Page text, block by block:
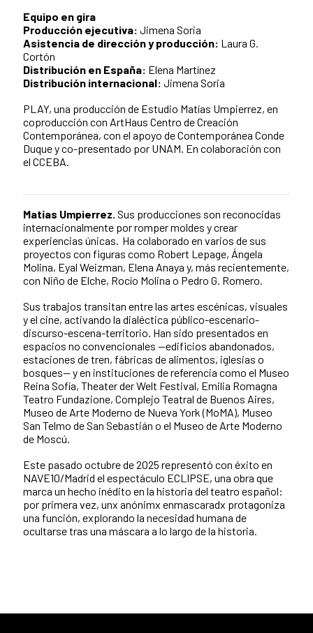
Equipo en gira
Producción ejecutiva: Jimena Soria
Asistencia de dirección y producción: Laura G.
Cortón
Distribución en España: Elena Martínez
Distribución internacional: Jimena Soria
PLAY, una producción de Estudio Matías Umpierrez, en
coproducción con ArtHaus Centro de Creación
Contemporánea, con el apoyo de Contemporánea Conde
Duque y co-presentado por UNAM. En colaboración con
el CCEBA.
Matías Umpierrez. Sus producciones son reconocidas
internacionalmente por romper moldes y crear
experiencias únicas. Ha colaborado en varios de sus
proyectos con figuras como Robert Lepage, Ángela
Molina, Eyal Weizman, Elena Anaya y, más recientemente,
con Niño de Elche, Rocío Molina o Pedro G. Romero.
Sus trabajos transitan entre las artes escénicas, visuales
y el cine, activando la dialéctica público-escenario-
discurso-escena-territorio. Han sido presentados en
espacios no convencionales —edificios abandonados,
estaciones de tren, fábricas de alimentos, iglesias o
bosques— y en instituciones de referencia como el Museo
Reina Sofía, Theater der Welt Festival, Emilia Romagna
Teatro Fundazione, Complejo Teatral de Buenos Aires,
Museo de Arte Moderno de Nueva York (MoMA), Museo
San Telmo de San Sebastián o el Museo de Arte Moderno
de Moscú.
Este pasado octubre de 2025 representó con éxito en
NAVE10/Madrid el espectáculo ECLIPSE, una obra que
marca un hecho inédito en la historia del teatro español:
por primera vez, unx anónimx enmascaradx protagoniza
una función, explorando la necesidad humana de
ocultarse tras una máscara a lo largo de la historia.